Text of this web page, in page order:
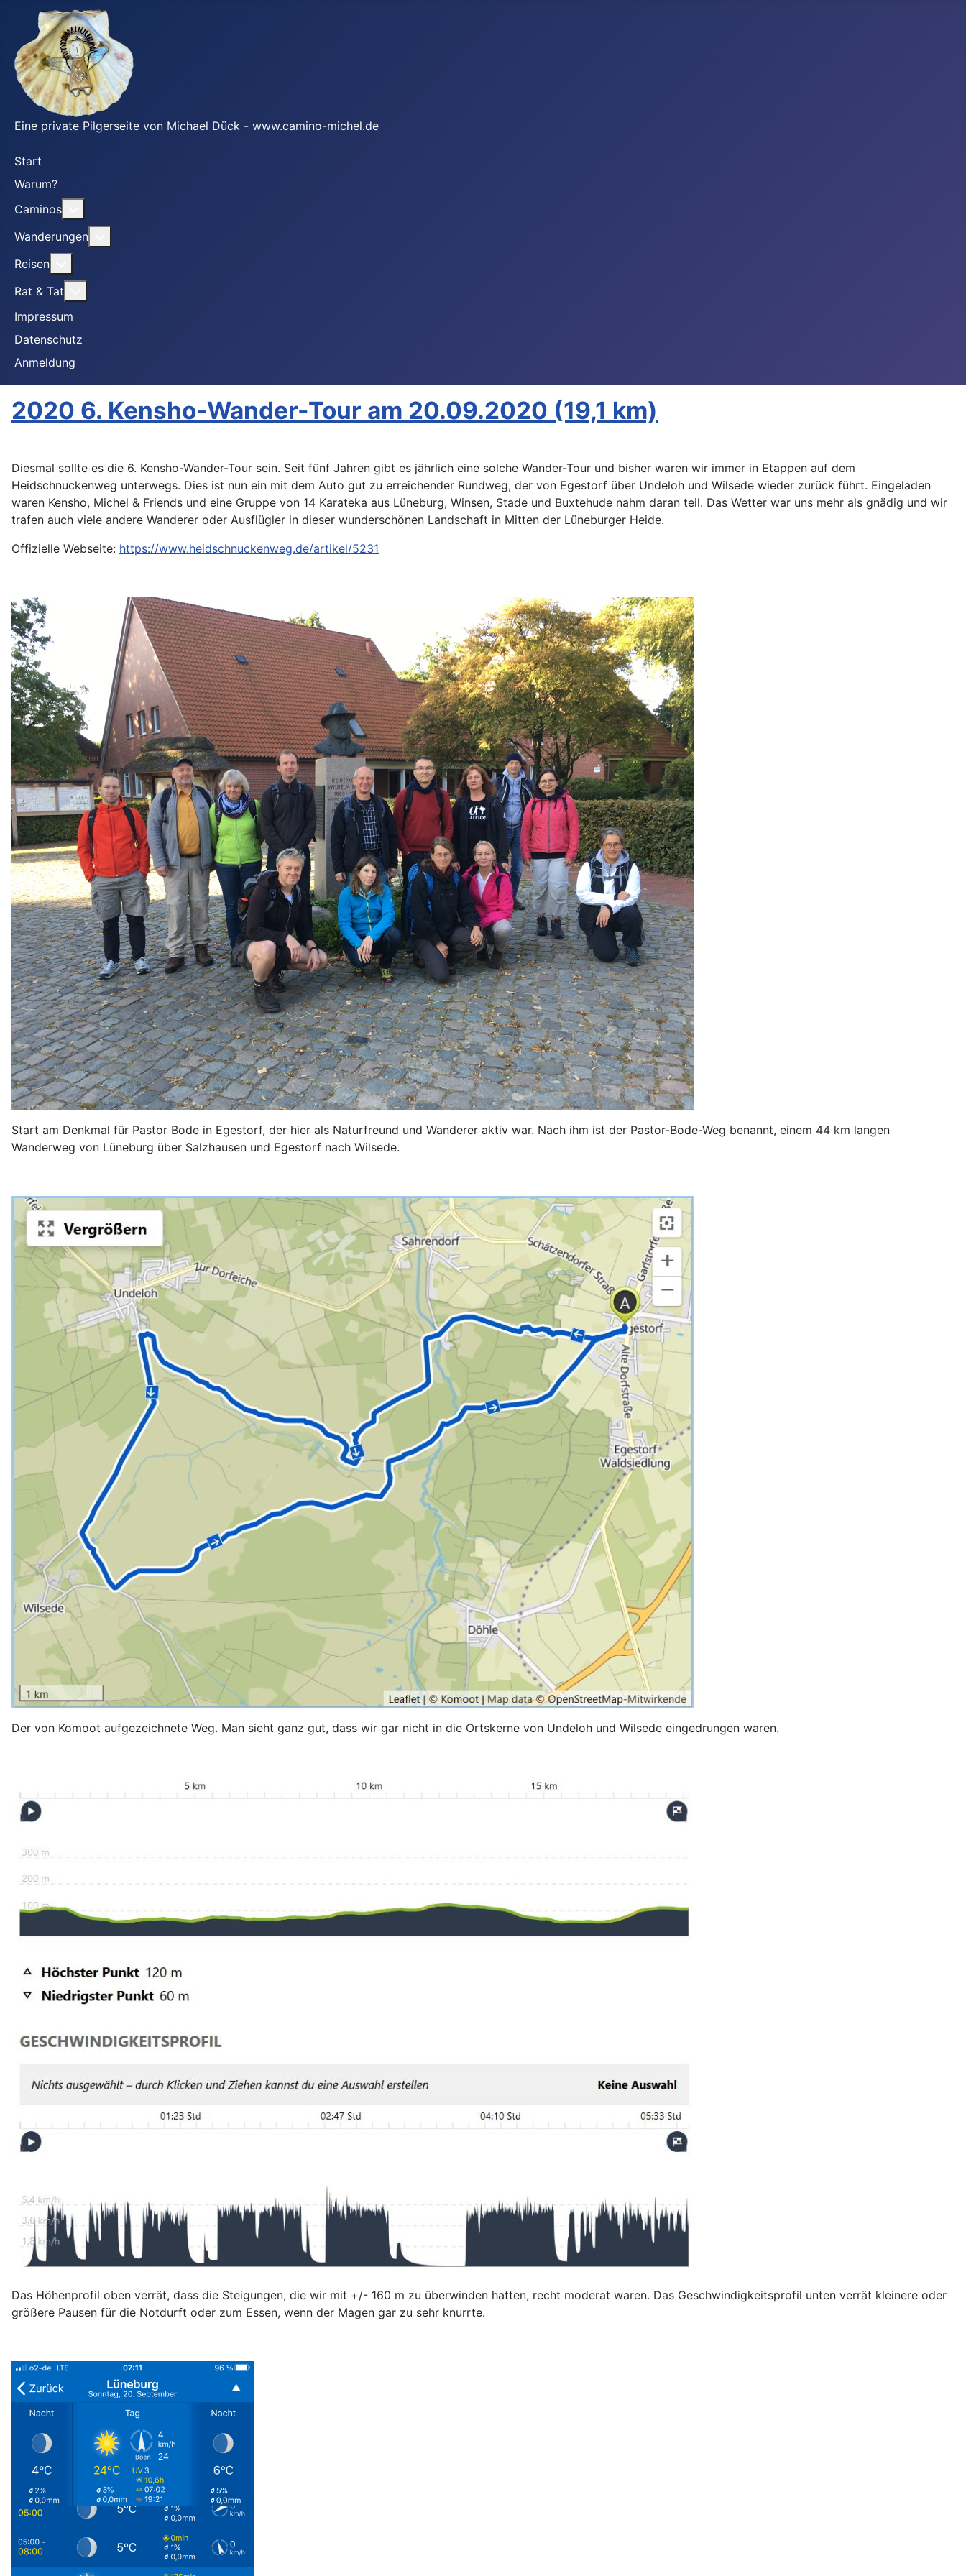
Eine private Pilgerseite von Michael Dück - www.camino-michel.de
Start
Warum?
Caminos
Wanderungen
Reisen
Rat & Tat
Impressum
Datenschutz
Anmeldung
2020 6. Kensho-Wander-Tour am 20.09.2020 (19,1 km)
Diesmal sollte es die 6. Kensho-Wander-Tour sein. Seit fünf Jahren gibt es jährlich eine solche Wander-Tour und bisher waren wir immer in Etappen auf dem
Heidschnuckenweg unterwegs. Dies ist nun ein mit dem Auto gut zu erreichender Rundweg, der von Egestorf über Undeloh und Wilsede wieder zurück führt. Eingeladen
waren Kensho, Michel & Friends und eine Gruppe von 14 Karateka aus Lüneburg, Winsen, Stade und Buxtehude nahm daran teil. Das Wetter war uns mehr als gnädig und wir
trafen auch viele andere Wanderer oder Ausflügler in dieser wunderschönen Landschaft in Mitten der Lüneburger Heide.
Offizielle Webseite: https://www.heidschnuckenweg.de/artikel/5231
Start am Denkmal für Pastor Bode in Egestorf, der hier als Naturfreund und Wanderer aktiv war. Nach ihm ist der Pastor-Bode-Weg benannt, einem 44 km langen
Wanderweg von Lüneburg über Salzhausen und Egestorf nach Wilsede.
Der von Komoot aufgezeichnete Weg. Man sieht ganz gut, dass wir gar nicht in die Ortskerne von Undeloh und Wilsede eingedrungen waren.
Das Höhenprofil oben verrät, dass die Steigungen, die wir mit +/- 160 m zu überwinden hatten, recht moderat waren. Das Geschwindigkeitsprofil unten verrät kleinere oder
größere Pausen für die Notdurft oder zum Essen, wenn der Magen gar zu sehr knurrte.